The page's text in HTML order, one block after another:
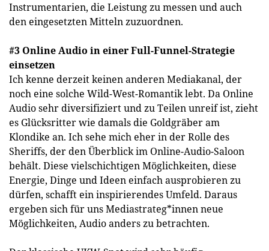
Instrumentarien, die Leistung zu messen und auch
den eingesetzten Mitteln zuzuordnen.
#3 Online Audio in einer Full-Funnel-Strategie
einsetzen
Ich kenne derzeit keinen anderen Mediakanal, der
noch eine solche Wild-West-Romantik lebt. Da Online
Audio sehr diversifiziert und zu Teilen unreif ist, zieht
es Glücksritter wie damals die Goldgräber am
Klondike an. Ich sehe mich eher in der Rolle des
Sheriffs, der den Überblick im Online-Audio-Saloon
behält. Diese vielschichtigen Möglichkeiten, diese
Energie, Dinge und Ideen einfach ausprobieren zu
dürfen, schafft ein inspirierendes Umfeld. Daraus
ergeben sich für uns Mediastrateg*innen neue
Möglichkeiten, Audio anders zu betrachten.